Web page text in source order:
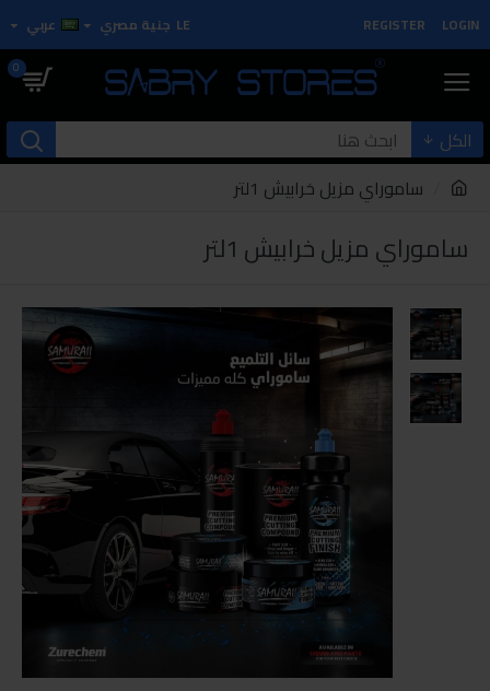
LOGIN
REGISTER
LE جنية مصري عربي
0
الكل
ساموراي مزيل خرابيش 1لتر
ساموراي مزيل خرابيش 1لتر